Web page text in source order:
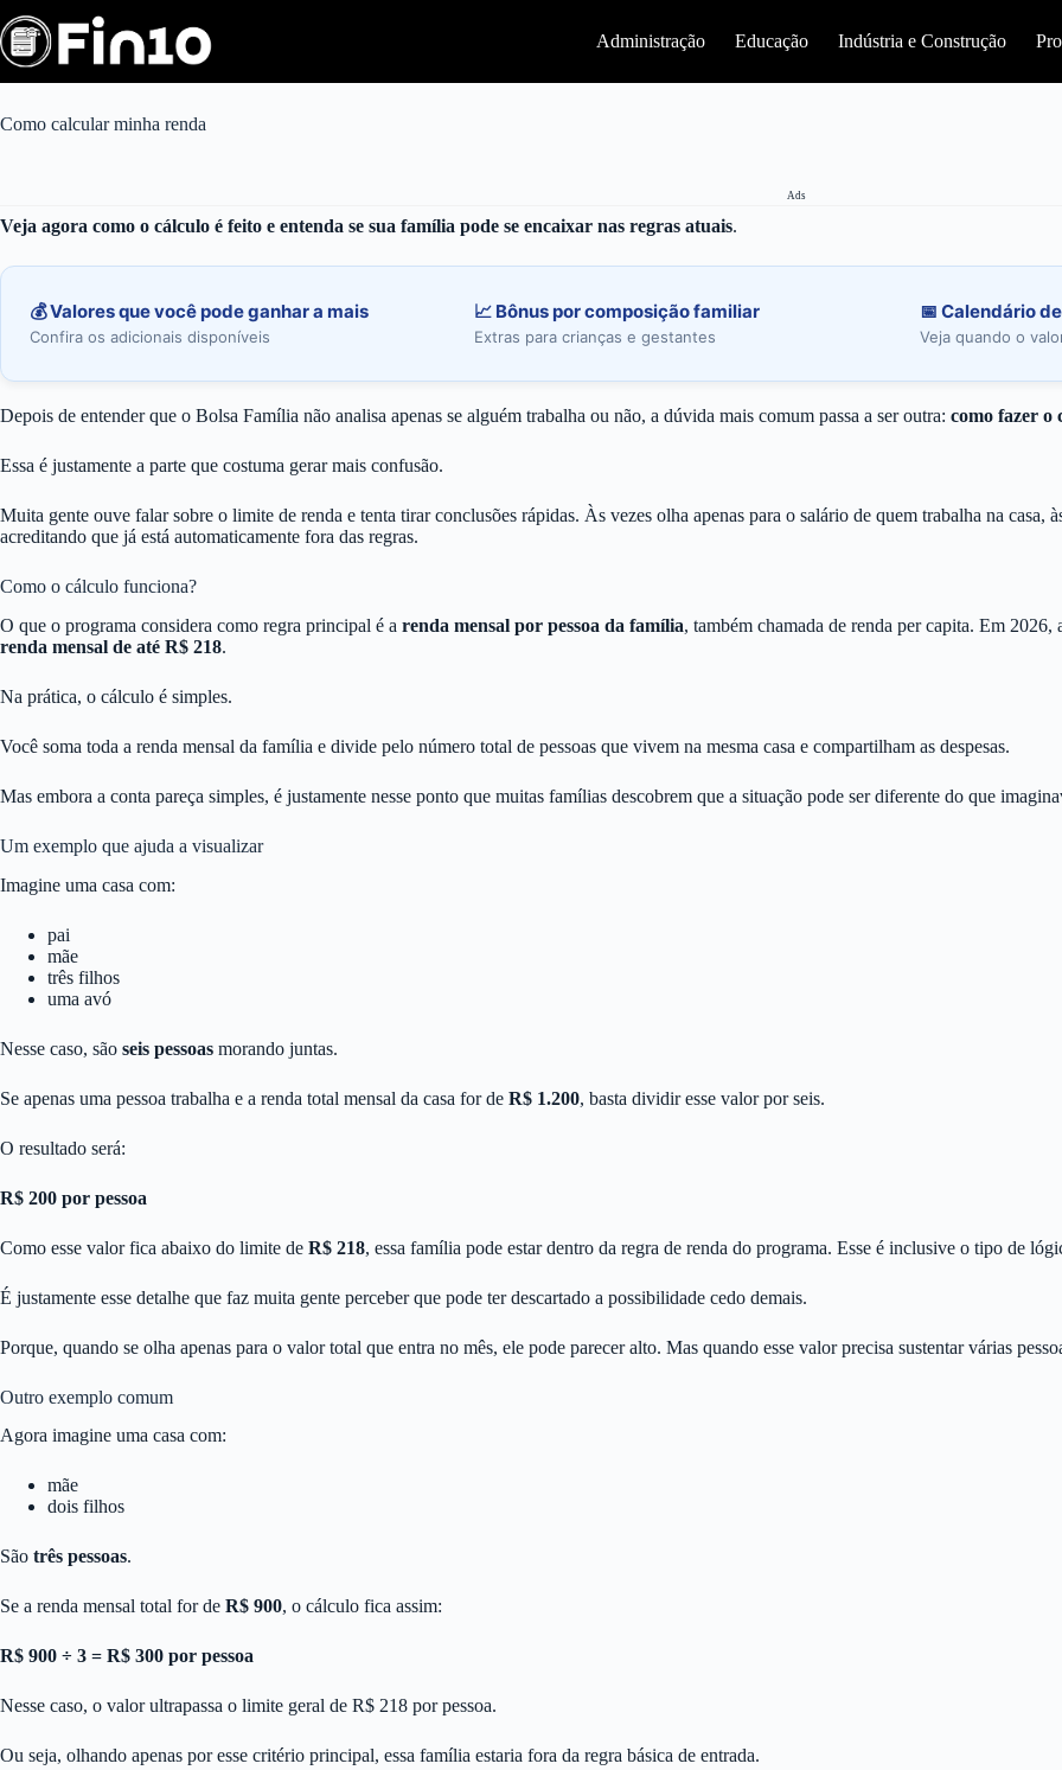
para
o
conteúdo
Administração Educação Indústria e Construção
Como calcular minha renda
Ads
Veja agora como o cálculo é feito e entenda se sua família pode se encaixar nas regras atuais.
💰 Valores que você pode ganhar a mais
Confira os adicionais disponíveis
📈 Bônus por composição familiar
Extras para crianças e gestantes
📅 Calendário
Veja quando o
Depois de entender que o Bolsa Família não analisa apenas se alguém trabalha ou não, a dúvida mais comum passa a ser outra: como fazer o
Essa é justamente a parte que costuma gerar mais confusão.
Muita gente ouve falar sobre o limite de renda e tenta tirar conclusões rápidas. Às vezes olha apenas para o salário de quem trabalha na casa,
acreditando que já está automaticamente fora das regras.
Como o cálculo funciona?
O que o programa considera como regra principal é a renda mensal por pessoa da família, também chamada de renda per capita. Em
renda mensal de até R$ 218.
Na prática, o cálculo é simples.
Você soma toda a renda mensal da família e divide pelo número total de pessoas que vivem na mesma casa e compartilham as despesas.
Mas embora a conta pareça simples, é justamente nesse ponto que muitas famílias descobrem que a situação pode ser diferente do que
Um exemplo que ajuda a visualizar
Imagine uma casa com:
pai
mãe
três filhos
uma avó
Nesse caso, são seis pessoas morando juntas.
Se apenas uma pessoa trabalha e a renda total mensal da casa for de R$ 1.200, basta dividir esse valor por seis.
O resultado será:
R$ 200 por pessoa
Como esse valor fica abaixo do limite de R$ 218, essa família pode estar dentro da regra de renda do programa. Esse é inclusive o tipo de
É justamente esse detalhe que faz muita gente perceber que pode ter descartado a possibilidade cedo demais.
Porque, quando se olha apenas para o valor total que entra no mês, ele pode parecer alto. Mas quando esse valor precisa sustentar várias
Outro exemplo comum
Agora imagine uma casa com:
mãe
dois filhos
São três pessoas.
Se a renda mensal total for de R$ 900, o cálculo fica assim:
R$ 900 ÷ 3 = R$ 300 por pessoa
Nesse caso, o valor ultrapassa o limite geral de R$ 218 por pessoa.
Ou seja, olhando apenas por esse critério principal, essa família estaria fora da regra básica de entrada.